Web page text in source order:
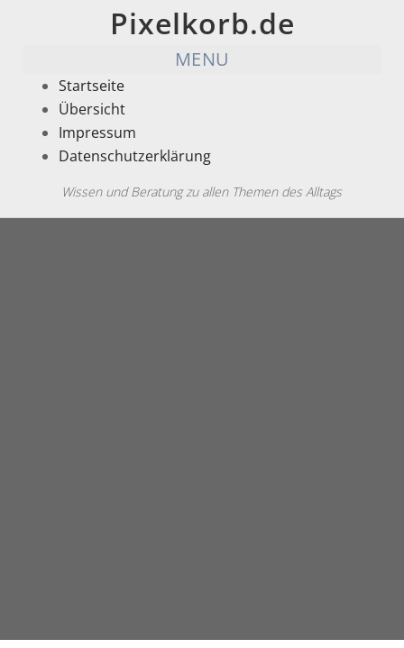
Pixelkorb.de
MENU
Startseite
Übersicht
Impressum
Datenschutzerklärung
Wissen und Beratung zu allen Themen des Alltags